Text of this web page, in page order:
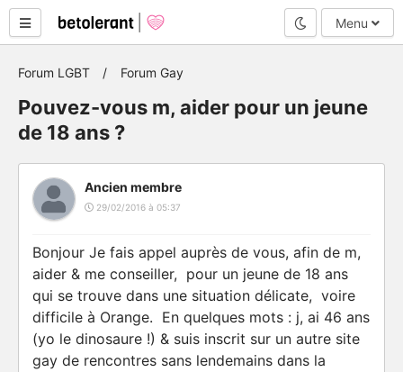
Mode nuit
Menu
Forum LGBT Forum Gay
Pouvez-vous m, aider pour un jeune
de 18 ans ?
Ancien membre
29/02/2016 à 05:37
Bonjour Je fais appel auprès de vous, afin de m,
aider & me conseiller, pour un jeune de 18 ans
qui se trouve dans une situation délicate, voire
difficile à Orange. En quelques mots : j, ai 46 ans
(yo le dinosaure !) & suis inscrit sur un autre site
gay de rencontres sans lendemains dans la